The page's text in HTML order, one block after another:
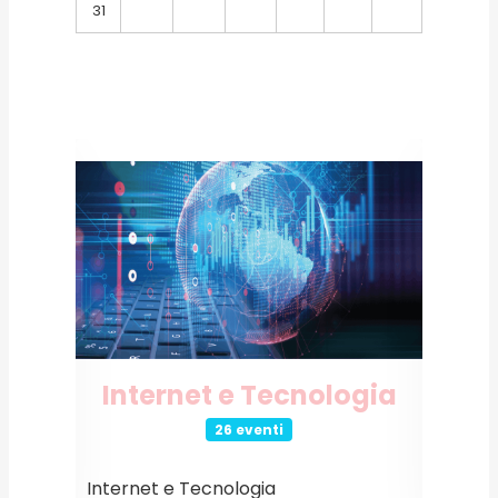
31
Internet e Tecnologia
26 eventi
Internet e Tecnologia